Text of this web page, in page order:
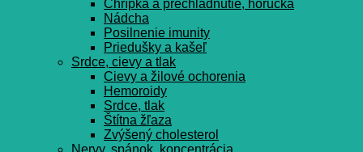
Chrípka a prechladnutie, horúčka
Nádcha
Posilnenie imunity
Priedušky a kašeľ
Srdce, cievy a tlak
Cievy a žilové ochorenia
Hemoroidy
Srdce, tlak
Štítna žľaza
Zvýšený cholesterol
Nervy, spánok, koncentrácia